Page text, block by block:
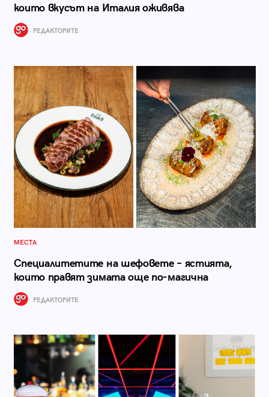
които вкусът на Италия оживява
РЕДАКТОРИТЕ
МЕСТА
Специалитетите на шефовете – ястията,
които правят зимата още по-магична
РЕДАКТОРИТЕ